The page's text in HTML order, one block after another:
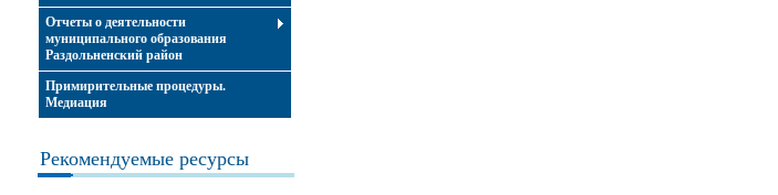
Отчеты о деятельности
муниципального образования
Раздольненский район
Примирительные процедуры.
Медиация
Рекомендуемые ресурсы